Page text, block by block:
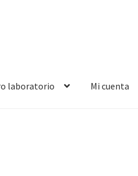
laboratorio Mi cuenta